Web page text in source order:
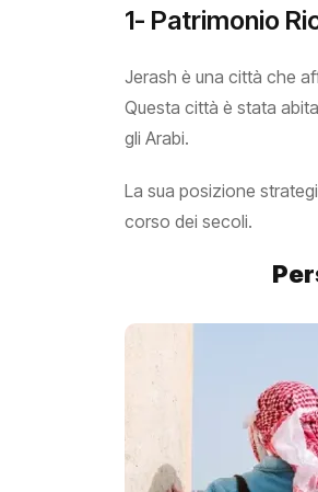
1- Patrimonio
Jerash è una città che
Questa città è stata
gli Arabi.
La sua posizione
corso dei secoli.